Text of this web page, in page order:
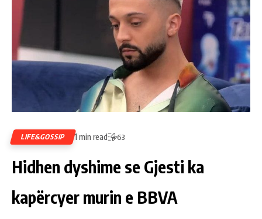
LIFE&GOSSIP 1 min read 63
Hidhen dyshime se Gjesti ka
kapërcyer murin e BBVA